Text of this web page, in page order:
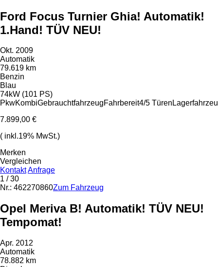
Ford Focus Turnier Ghia! Automatik!
1.Hand! TÜV NEU!
Okt. 2009
Automatik
79.619 km
Benzin
Blau
74kW (101 PS)
PkwKombiGebrauchtfahrzeugFahrbereit4/5 Türen
7.899,00 €
( inkl.19% MwSt.)
Merken
Vergleichen
KontaktAnfrage
1 / 30
Nr.: 462270860Zum Fahrzeug
Opel Meriva B! Automatik! TÜV NEU!
Tempomat!
Apr. 2012
Automatik
78.882 km